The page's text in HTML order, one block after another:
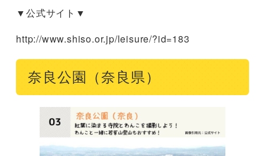
▼公式サイト▼
http://www.shiso.or.jp/leisure/?id=183
奈良公園（奈良県）